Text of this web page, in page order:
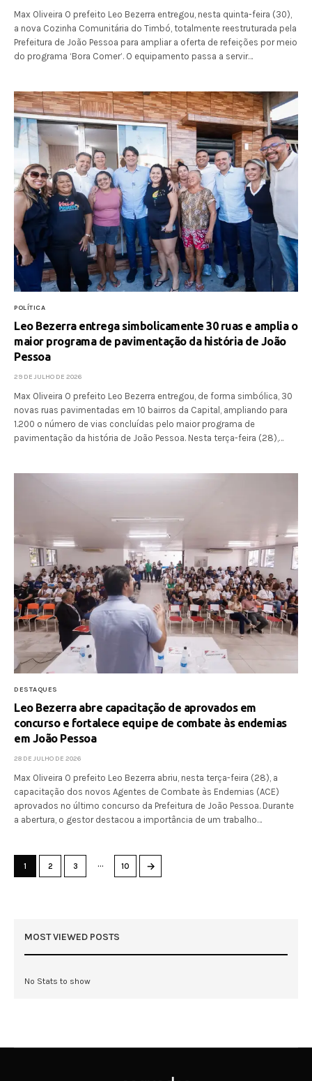
Max Oliveira O prefeito Leo Bezerra entregou, nesta quinta-feira (30),
a nova Cozinha Comunitária do Timbó, totalmente reestruturada pela
Prefeitura de João Pessoa para ampliar a oferta de refeições por meio
do programa ‘Bora Comer’. O equipamento passa a servir…
POLÍTICA
Leo Bezerra entrega simbolicamente 30 ruas e amplia o
maior programa de pavimentação da história de João
Pessoa
29 DE JULHO DE 2026
Max Oliveira O prefeito Leo Bezerra entregou, de forma simbólica, 30
novas ruas pavimentadas em 10 bairros da Capital, ampliando para
1.200 o número de vias concluídas pelo maior programa de
pavimentação da história de João Pessoa. Nesta terça-feira (28),…
DESTAQUES
Leo Bezerra abre capacitação de aprovados em
concurso e fortalece equipe de combate às endemias
em João Pessoa
28 DE JULHO DE 2026
Max Oliveira O prefeito Leo Bezerra abriu, nesta terça-feira (28), a
capacitação dos novos Agentes de Combate às Endemias (ACE)
aprovados no último concurso da Prefeitura de João Pessoa. Durante
a abertura, o gestor destacou a importância de um trabalho…
1 2 3 … 10 →
MOST VIEWED POSTS
No Stats to show